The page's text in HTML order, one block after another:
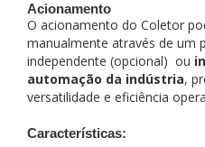
Acionamento
O acionamento do Coletor
manualmente através de um
independente (opcional) ou
automação da indústria,
versatilidade e eficiência
Características: